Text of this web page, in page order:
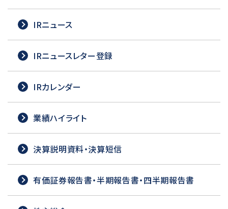
IRニュース
IRニュースレター登録
IRカレンダー
業績ハイライト
決算説明資料・決算短信
有価証券報告書・半期報告書・四半期報告書